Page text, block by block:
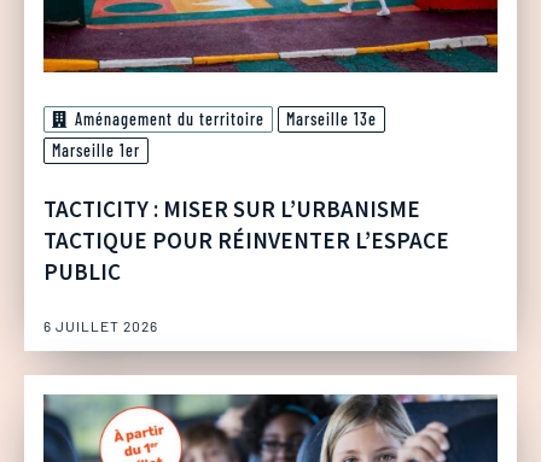
Aménagement du territoire
Marseille 13e
Marseille 1er
TACTICITY : MISER SUR L’URBANISME
TACTIQUE POUR RÉINVENTER L’ESPACE
PUBLIC
6 JUILLET 2026